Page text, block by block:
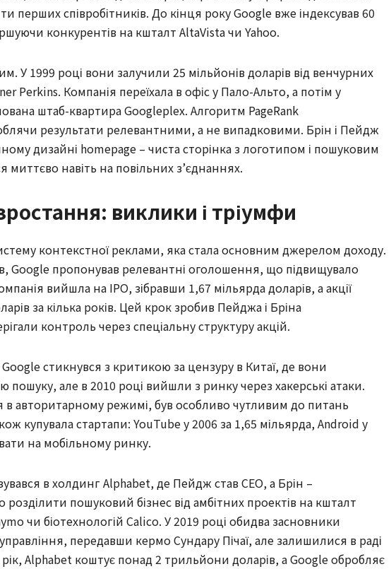
перших співробітників. До кінця року Google вже індексував 60
конкурентів на кшталт AltaVista чи Yahoo.
У 1999 році вони залучили 25 мільйонів доларів від венчурних
Perkins. Компанія переїхала в офіс у Пало-Альто, а потім у
штаб-квартира Googleplex. Алгоритм PageRank
результати релевантними, а не випадковими. Брін і Пейдж
дизайні homepage – чиста сторінка з логотипом і пошуковим
навіть на повільних з’єднаннях.
виклики і тріумфи
контекстної реклами, яка стала основним джерелом доходу.
Google пропонував релевантні оголошення, що підвищувало
вийшла на IPO, зібравши 1,67 мільярда доларів, а акції
за кілька років. Цей крок зробив Пейджа і Бріна
контроль через спеціальну структуру акцій.
стикнувся з критикою за цензуру в Китаї, де вони
пошуку, але в 2010 році вийшли з ринку через хакерські атаки.
в авторитарному режимі, був особливо чутливим до питань
купувала стартапи: YouTube у 2006 за 1,65 мільярда, Android у
на мобільному ринку.
в холдинг Alphabet, де Пейдж став CEO, а Брін –
пошуковий бізнес від амбітних проектів на кшталт
чи біотехнологій Calico. У 2019 році обидва засновники
передавши кермо Сундару Пічаї, але залишилися в раді
Alphabet коштує понад 2 трильйони доларів, а Google обробляє